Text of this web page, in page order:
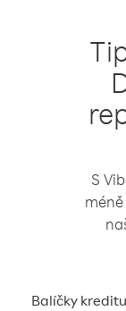
S
Balíčky kreditu